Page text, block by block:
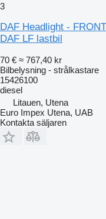
3
DAF Headlight -
DAF LF lastbil
70 € ≈ 767,40 kr
Bilbelysning - strålkastare
15426100
diesel
Litauen, Utena
Euro Impex Utena, UAB
Kontakta säljaren